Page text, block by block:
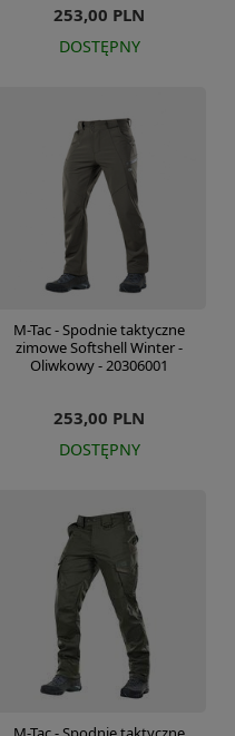
253,00 PLN
DOSTĘPNY
M-Tac - Spodnie taktyczne
zimowe Softshell Winter -
Oliwkowy - 20306001
253,00 PLN
DOSTĘPNY